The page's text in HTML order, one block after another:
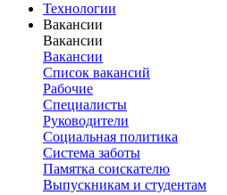
Технологии
Вакансии
Вакансии
Вакансии
Список вакансий
Рабочие
Специалисты
Руководители
Cоциальная политика
Система заботы
Памятка соискателю
Выпускникам и студентам